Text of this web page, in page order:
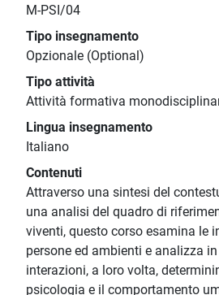
M-PSI/04
Tipo insegnamento
Opzionale (Optional)
Tipo attività
Attività formativa
Lingua insegnamento
Italiano
Contenuti
Attraverso una sintesi del
una analisi del quadro di
viventi, questo corso esamina le
persone ed ambienti e analizza
interazioni, a loro volta,
psicologia e il comportamento